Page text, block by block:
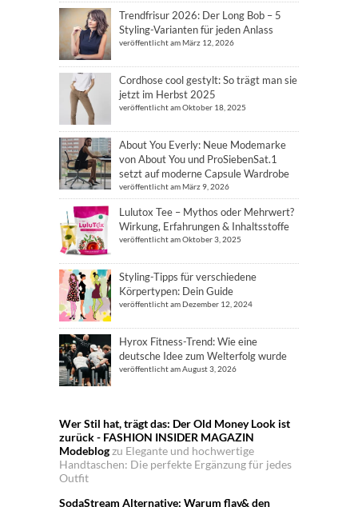
Trendfrisur 2026: Der Long Bob – 5
Styling-Varianten für jeden Anlass
veröffentlicht am März 12, 2026
Cordhose cool gestylt: So trägt man sie
jetzt im Herbst 2025
veröffentlicht am Oktober 18, 2025
About You Everly: Neue Modemarke
von About You und ProSiebenSat.1
setzt auf moderne Capsule Wardrobe
veröffentlicht am März 9, 2026
Lulutox Tee – Mythos oder Mehrwert?
Wirkung, Erfahrungen & Inhaltsstoffe
veröffentlicht am Oktober 3, 2025
Styling-Tipps für verschiedene
Körpertypen: Dein Guide
veröffentlicht am Dezember 12, 2024
Hyrox Fitness-Trend: Wie eine
deutsche Idee zum Welterfolg wurde
veröffentlicht am August 3, 2026
Wer Stil hat, trägt das: Der Old Money Look ist
zurück - FASHION INSIDER MAGAZIN
Modeblogzu Elegante und hochwertige
Handtaschen: Die perfekte Ergänzung für jedes
Outfit
SodaStream Alternative: Warum flav& den